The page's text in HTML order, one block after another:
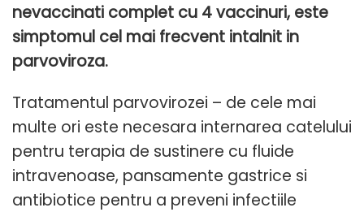
nevaccinati complet cu 4 vaccinuri, este
simptomul cel mai frecvent intalnit in
parvoviroza.
Tratamentul parvovirozei – de cele mai
multe ori este necesara internarea catelului
pentru terapia de sustinere cu fluide
intravenoase, pansamente gastrice si
antibiotice pentru a preveni infectiile